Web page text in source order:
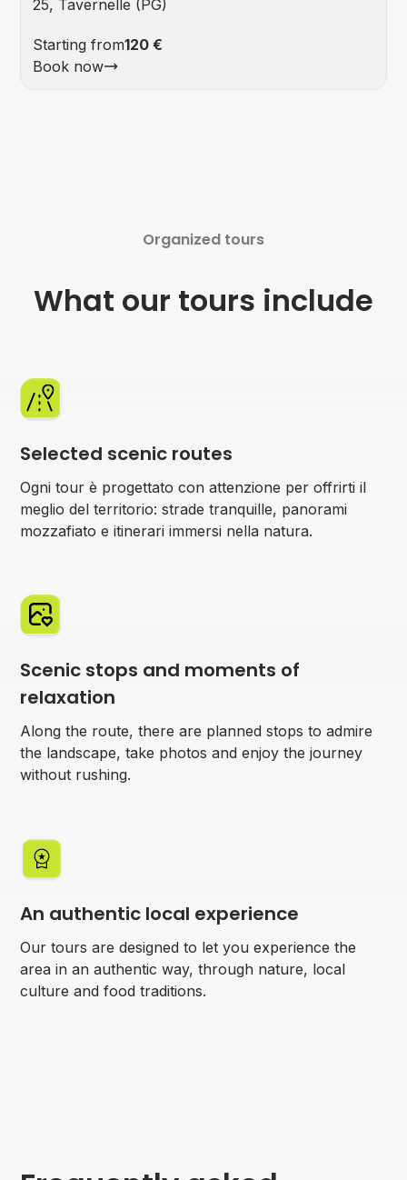
25, Tavernelle (PG)
Starting from120 €
Book now
Organized tours
What our tours include
Selected scenic routes
Ogni tour è progettato con attenzione per offrirti il
meglio del territorio: strade tranquille, panorami
mozzafiato e itinerari immersi nella natura.
Scenic stops and moments of
relaxation
Along the route, there are planned stops to admire
the landscape, take photos and enjoy the journey
without rushing.
An authentic local experience
Our tours are designed to let you experience the
area in an authentic way, through nature, local
culture and food traditions.